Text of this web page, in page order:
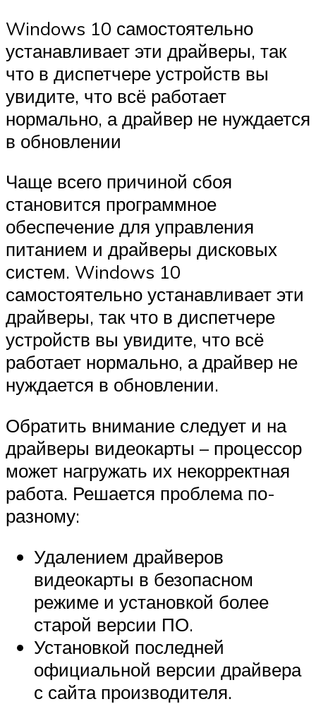
Windows 10 самостоятельно
устанавливает эти драйверы, так
что в диспетчере устройств вы
увидите, что всё работает
нормально, а драйвер не нуждается
в обновлении
Чаще всего причиной сбоя
становится программное
обеспечение для управления
питанием и драйверы дисковых
систем. Windows 10
самостоятельно устанавливает эти
драйверы, так что в диспетчере
устройств вы увидите, что всё
работает нормально, а драйвер не
нуждается в обновлении.
Обратить внимание следует и на
драйверы видеокарты – процессор
может нагружать их некорректная
работа. Решается проблема по-
разному:
Удалением драйверов
видеокарты в безопасном
режиме и установкой более
старой версии ПО.
Установкой последней
официальной версии драйвера
с сайта производителя.